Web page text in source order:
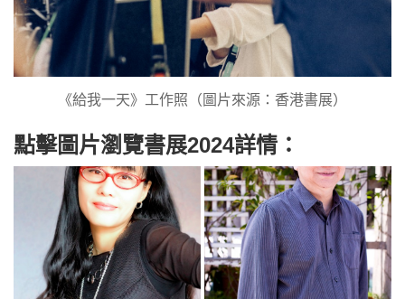
《給我一天》工作照（圖片來源：香港書展）
點擊圖片瀏覽書展2024詳情：